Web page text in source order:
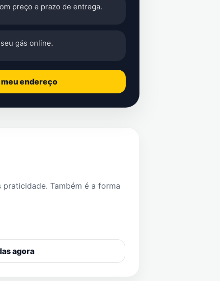
preço e prazo de entrega.
gás online.
endereço
Também é a forma
agora